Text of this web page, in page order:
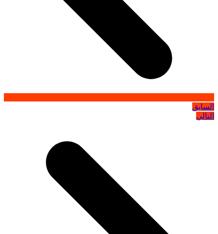
السابق
التالي